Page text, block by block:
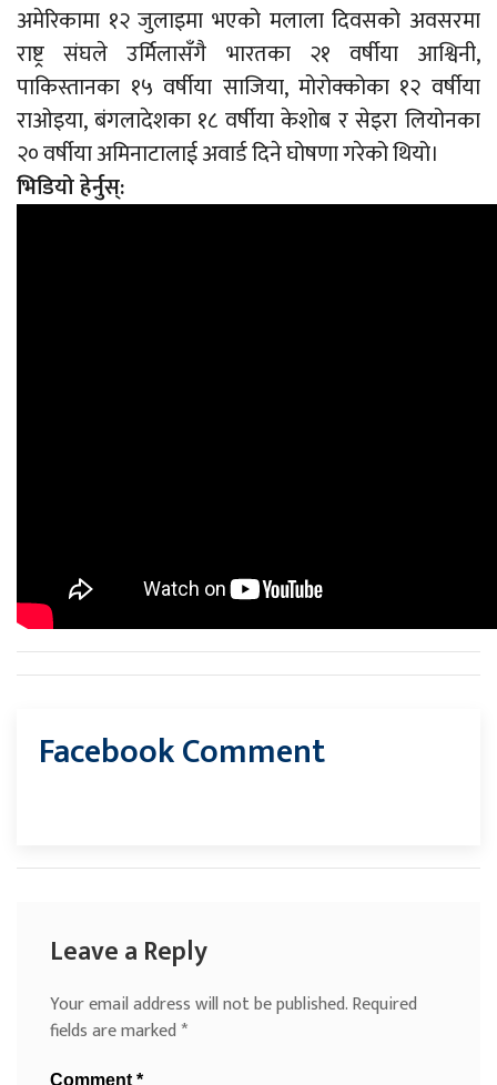
अमेरिकामा १२ जुलाइमा भएको मलाला दिवसको अवसरमा
राष्ट्र संघले उर्मिलासँगै भारतका २१ वर्षीया आश्विनी,
पाकिस्तानका १५ वर्षीया साजिया, मोरोक्कोका १२ वर्षीया
राओइया, बंगलादेशका १८ वर्षीया केशोब र सेइरा लियोनका
२० वर्षीया अमिनाटालाई अवार्ड दिने घोषणा गरेको थियो।
भिडियो हेर्नुस्:
Facebook Comment
Leave a Reply
Your email address will not be published.Required
fields are marked*
Comment *